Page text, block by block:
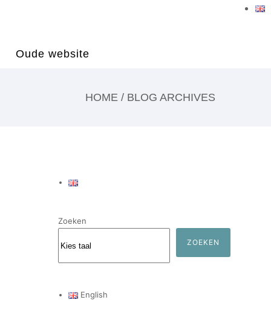
Oude website
HOME / BLOG ARCHIVES
Zoeken
ZOEKEN
English